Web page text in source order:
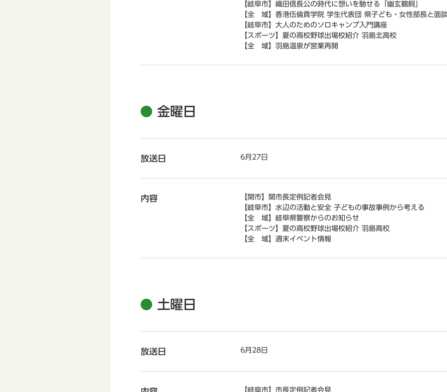
【岐阜市】織田信長公の時代に想いを馳せる「幽玄鵜飼」
【全 域】香港伍倫貢学院 学生代表団 県子ども・女性部長と面
【岐阜市】大人のためのソロキャンプ入門講座
【スポーツ】夏の高校野球出場校紹介 羽島北高校
【全 域】羽島温泉が営業再開
金曜日
放送日 6月27日
内容
【関市】関市長定例記者会見
【岐阜市】水辺の活動と安全 子どもの事故事例から考える
【全 域】岐阜県警察からのお知らせ
【スポーツ】夏の高校野球出場校紹介 羽島高校
【全 域】週末イベント情報
土曜日
放送日 6月28日
【岐阜市】市長定例記者会見